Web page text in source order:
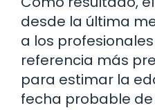
desde la última
a los
referencia más
para estimar la
fecha probable